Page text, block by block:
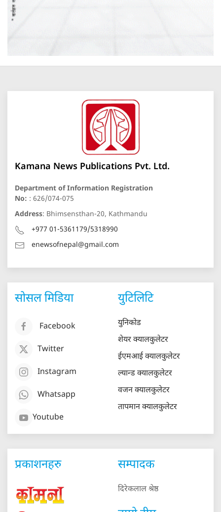
Kamana News Publications Pvt. Ltd.
Department of Information Registration
No: : 626/074-075
Address: Bhimsensthan-20, Kathmandu
+977 01-5361179/5318990
enewsofnepal@gmail.com
सोसल मिडिया
Facebook
Twitter
Instagram
Whatsapp
Youtube
युटिलिटि
युनिकोड
शेयर क्यालकुलेटर
ईएमआई क्यालकुलेटर
ल्यान्ड क्यालकुलेटर
वजन क्यालकुलेटर
तापमान क्यालकुलेटर
प्रकाशनहरु सम्पादक
दिरेकलाल श्रेष्ठ